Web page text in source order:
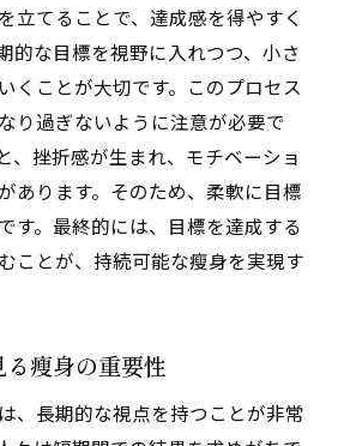
立てることで、達成感を得やすく
的な目標を視野に入れつつ、小さ
くことが大切です。このプロセス
り過ぎないように注意が必要で
、挫折感が生まれ、モチベーショ
あります。そのため、柔軟に目標
す。最終的には、目標を達成する
ことが、持続可能な瘦身を実現す
瘦身の重要性
、長期的な視点を持つことが非常